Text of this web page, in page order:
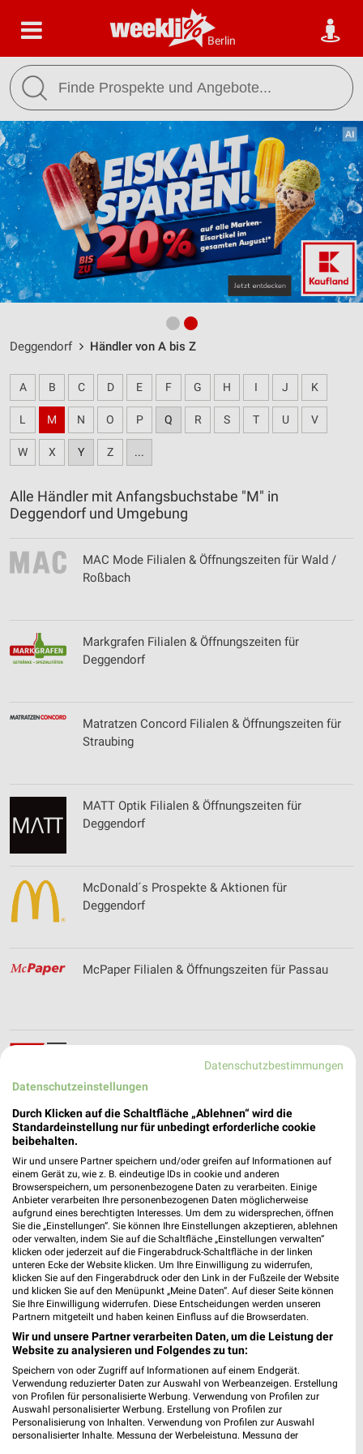
Berlin
Deggendorf Händler von A bis Z
A B C D E F G H I J K
L M N O P Q R S T U V
W X Y Z ...
Alle Händler mit Anfangsbuchstabe "M" in
Deggendorf und Umgebung
MAC Mode Filialen & Öffnungszeiten für Wald /
Roßbach
Markgrafen Filialen & Öffnungszeiten für
Deggendorf
Matratzen Concord Filialen & Öffnungszeiten für
Straubing
MATT Optik Filialen & Öffnungszeiten für
Deggendorf
McDonald´s Prospekte & Aktionen für
Deggendorf
McPaper Filialen & Öffnungszeiten für Passau
Prospekt für Deggendorf
Modehaus Gruber Filialen & Öffnungszeiten für
Möbel Boss Katalog und Prospekte für
Deggendorf
Möbel Dahlmann Katalog und Prospekte
Möbel Wanninger Filialen & Öffnungszeiten für
Straubing
Datenschutzbestimmungen
Datenschutzeinstellungen
Durch Klicken auf die Schaltfläche „Ablehnen“ wird die
Standardeinstellung nur für unbedingt erforderliche cookie
beibehalten.
Wir und unsere Partner speichern und/oder greifen auf Informationen auf
einem Gerät zu, wie z. B. eindeutige IDs in cookie und anderen
Browserspeichern, um personenbezogene Daten zu verarbeiten. Einige
Anbieter verarbeiten Ihre personenbezogenen Daten möglicherweise
aufgrund eines berechtigten Interesses. Um dem zu widersprechen, öffnen
Sie die „Einstellungen“. Sie können Ihre Einstellungen akzeptieren, ablehnen
oder verwalten, indem Sie auf die Schaltfläche „Einstellungen verwalten“
klicken oder jederzeit auf die Fingerabdruck-Schaltfläche in der linken
unteren Ecke der Website klicken. Um Ihre Einwilligung zu widerrufen,
klicken Sie auf den Fingerabdruck oder den Link in der Fußzeile der Website
und klicken Sie auf den Menüpunkt „Meine Daten“. Auf dieser Seite können
Sie Ihre Einwilligung widerrufen. Diese Entscheidungen werden unseren
Partnern mitgeteilt und haben keinen Einfluss auf die Browserdaten.
Wir und unsere Partner verarbeiten Daten, um die Leistung der
Website zu analysieren und Folgendes zu tun:
Speichern von oder Zugriff auf Informationen auf einem Endgerät.
Verwendung reduzierter Daten zur Auswahl von Werbeanzeigen. Erstellung
von Profilen für personalisierte Werbung. Verwendung von Profilen zur
Auswahl personalisierter Werbung. Erstellung von Profilen zur
Personalisierung von Inhalten. Verwendung von Profilen zur Auswahl
personalisierter Inhalte. Messung der Werbeleistung. Messung der